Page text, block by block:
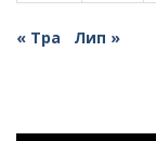
« Тра Лип »